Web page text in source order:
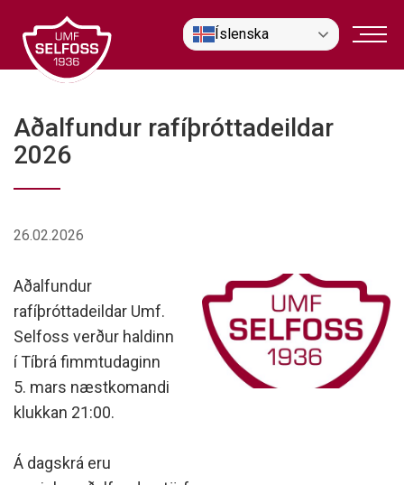
efni
Íslenska
Aðalfundur rafíþróttadeildar
2026
26.02.2026
Aðalfundur
rafíþróttadeildar Umf.
Selfoss verður haldinn
í Tíbrá fimmtudaginn
5. mars næstkomandi
klukkan 21:00.
Á dagskrá eru